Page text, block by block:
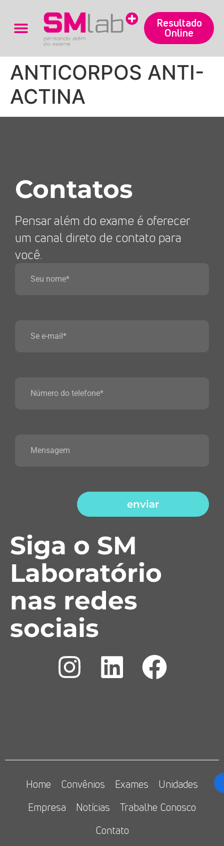
Resultado
Online
ANTICORPOS ANTI-
ACTINA
Contatos
Pensar além do exame é oferecer
um canal direto de contato para
você.
enviar
Siga o SM
Laboratório
nas redes
sociais
Home Convênios Exames
Unidades
Empresa
Notícias
Trabalhe Conosco
Contato